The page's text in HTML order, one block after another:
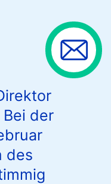
der
des